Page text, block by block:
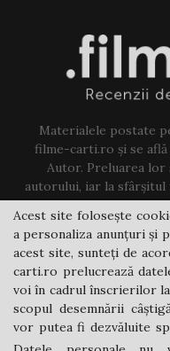
Materialele postate
filme-carti.ro și se
Autor. Preluarea lor
autorului, iar la
existe un
Contact
Acest site folosește
a personaliza anunțuri și
acest site, sunteți de
carti.ro prelucrează
voi în cadrul înscrierilor
scopul desemnării
vor putea fi dezvăluite